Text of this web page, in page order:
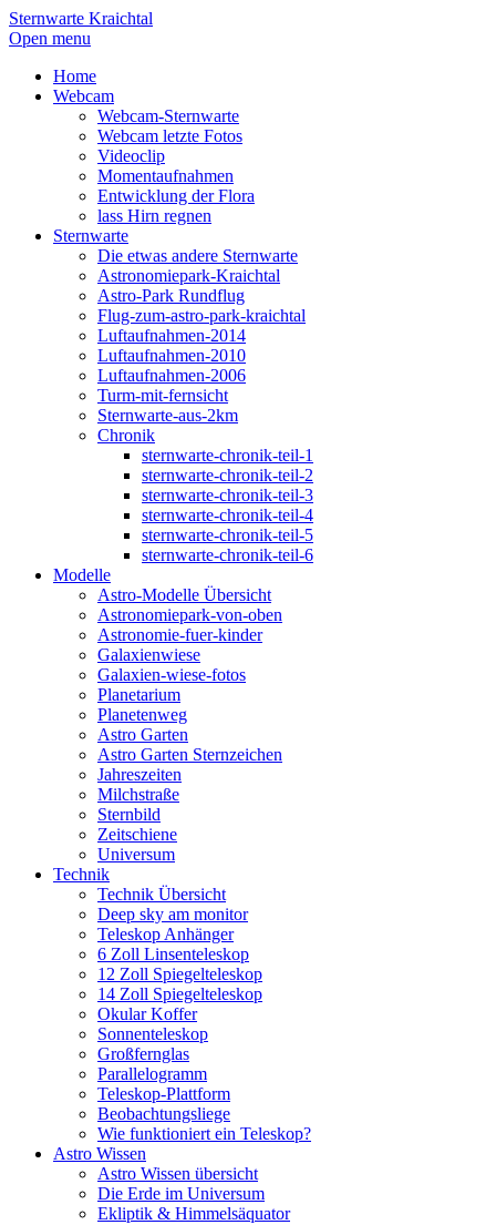
Sternwarte Kraichtal
Open menu
Home
Webcam
Webcam-Sternwarte
Webcam letzte Fotos
Videoclip
Momentaufnahmen
Entwicklung der Flora
lass Hirn regnen
Sternwarte
Die etwas andere Sternwarte
Astronomiepark-Kraichtal
Astro-Park Rundflug
Flug-zum-astro-park-kraichtal
Luftaufnahmen-2014
Luftaufnahmen-2010
Luftaufnahmen-2006
Turm-mit-fernsicht
Sternwarte-aus-2km
Chronik
sternwarte-chronik-teil-1
sternwarte-chronik-teil-2
sternwarte-chronik-teil-3
sternwarte-chronik-teil-4
sternwarte-chronik-teil-5
sternwarte-chronik-teil-6
Modelle
Astro-Modelle Übersicht
Astronomiepark-von-oben
Astronomie-fuer-kinder
Galaxienwiese
Galaxien-wiese-fotos
Planetarium
Planetenweg
Astro Garten
Astro Garten Sternzeichen
Jahreszeiten
Milchstraße
Sternbild
Zeitschiene
Universum
Technik
Technik Übersicht
Deep sky am monitor
Teleskop Anhänger
6 Zoll Linsenteleskop
12 Zoll Spiegelteleskop
14 Zoll Spiegelteleskop
Okular Koffer
Sonnenteleskop
Großfernglas
Parallelogramm
Teleskop-Plattform
Beobachtungsliege
Wie funktioniert ein Teleskop?
Astro Wissen
Astro Wissen übersicht
Die Erde im Universum
Ekliptik & Himmelsäquator